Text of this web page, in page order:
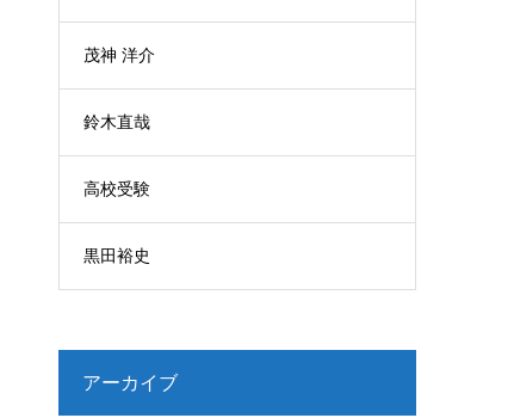
茂神 洋介
鈴木直哉
高校受験
黒田裕史
アーカイブ